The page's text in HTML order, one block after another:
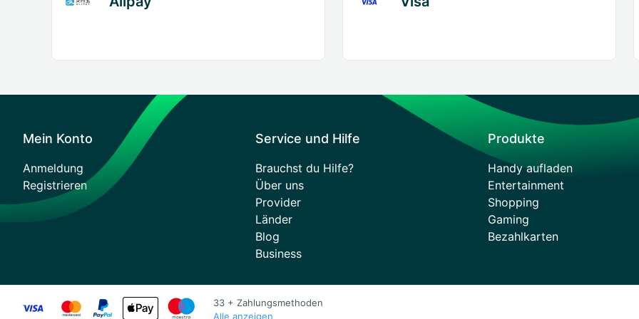
Mein Konto
Anmeldung
Registrieren
Service und Hilfe
Brauchst du Hilfe?
Über uns
Provider
Länder
Blog
Business
Produkte
Handy aufladen
Entertainment
Shopping
Gaming
Bezahlkarten
33 + Zahlungsmethoden
Alle anzeigen